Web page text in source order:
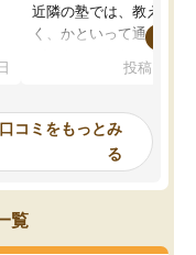
近隣の塾では、教えても
く、かといって通うには
可能なので本当に助か
らないところをピンポイ
頂いて、とてもわかり
していました。一生を
スト、多少お金がかかっ
投稿日：
コミをもっとみ
る
覧